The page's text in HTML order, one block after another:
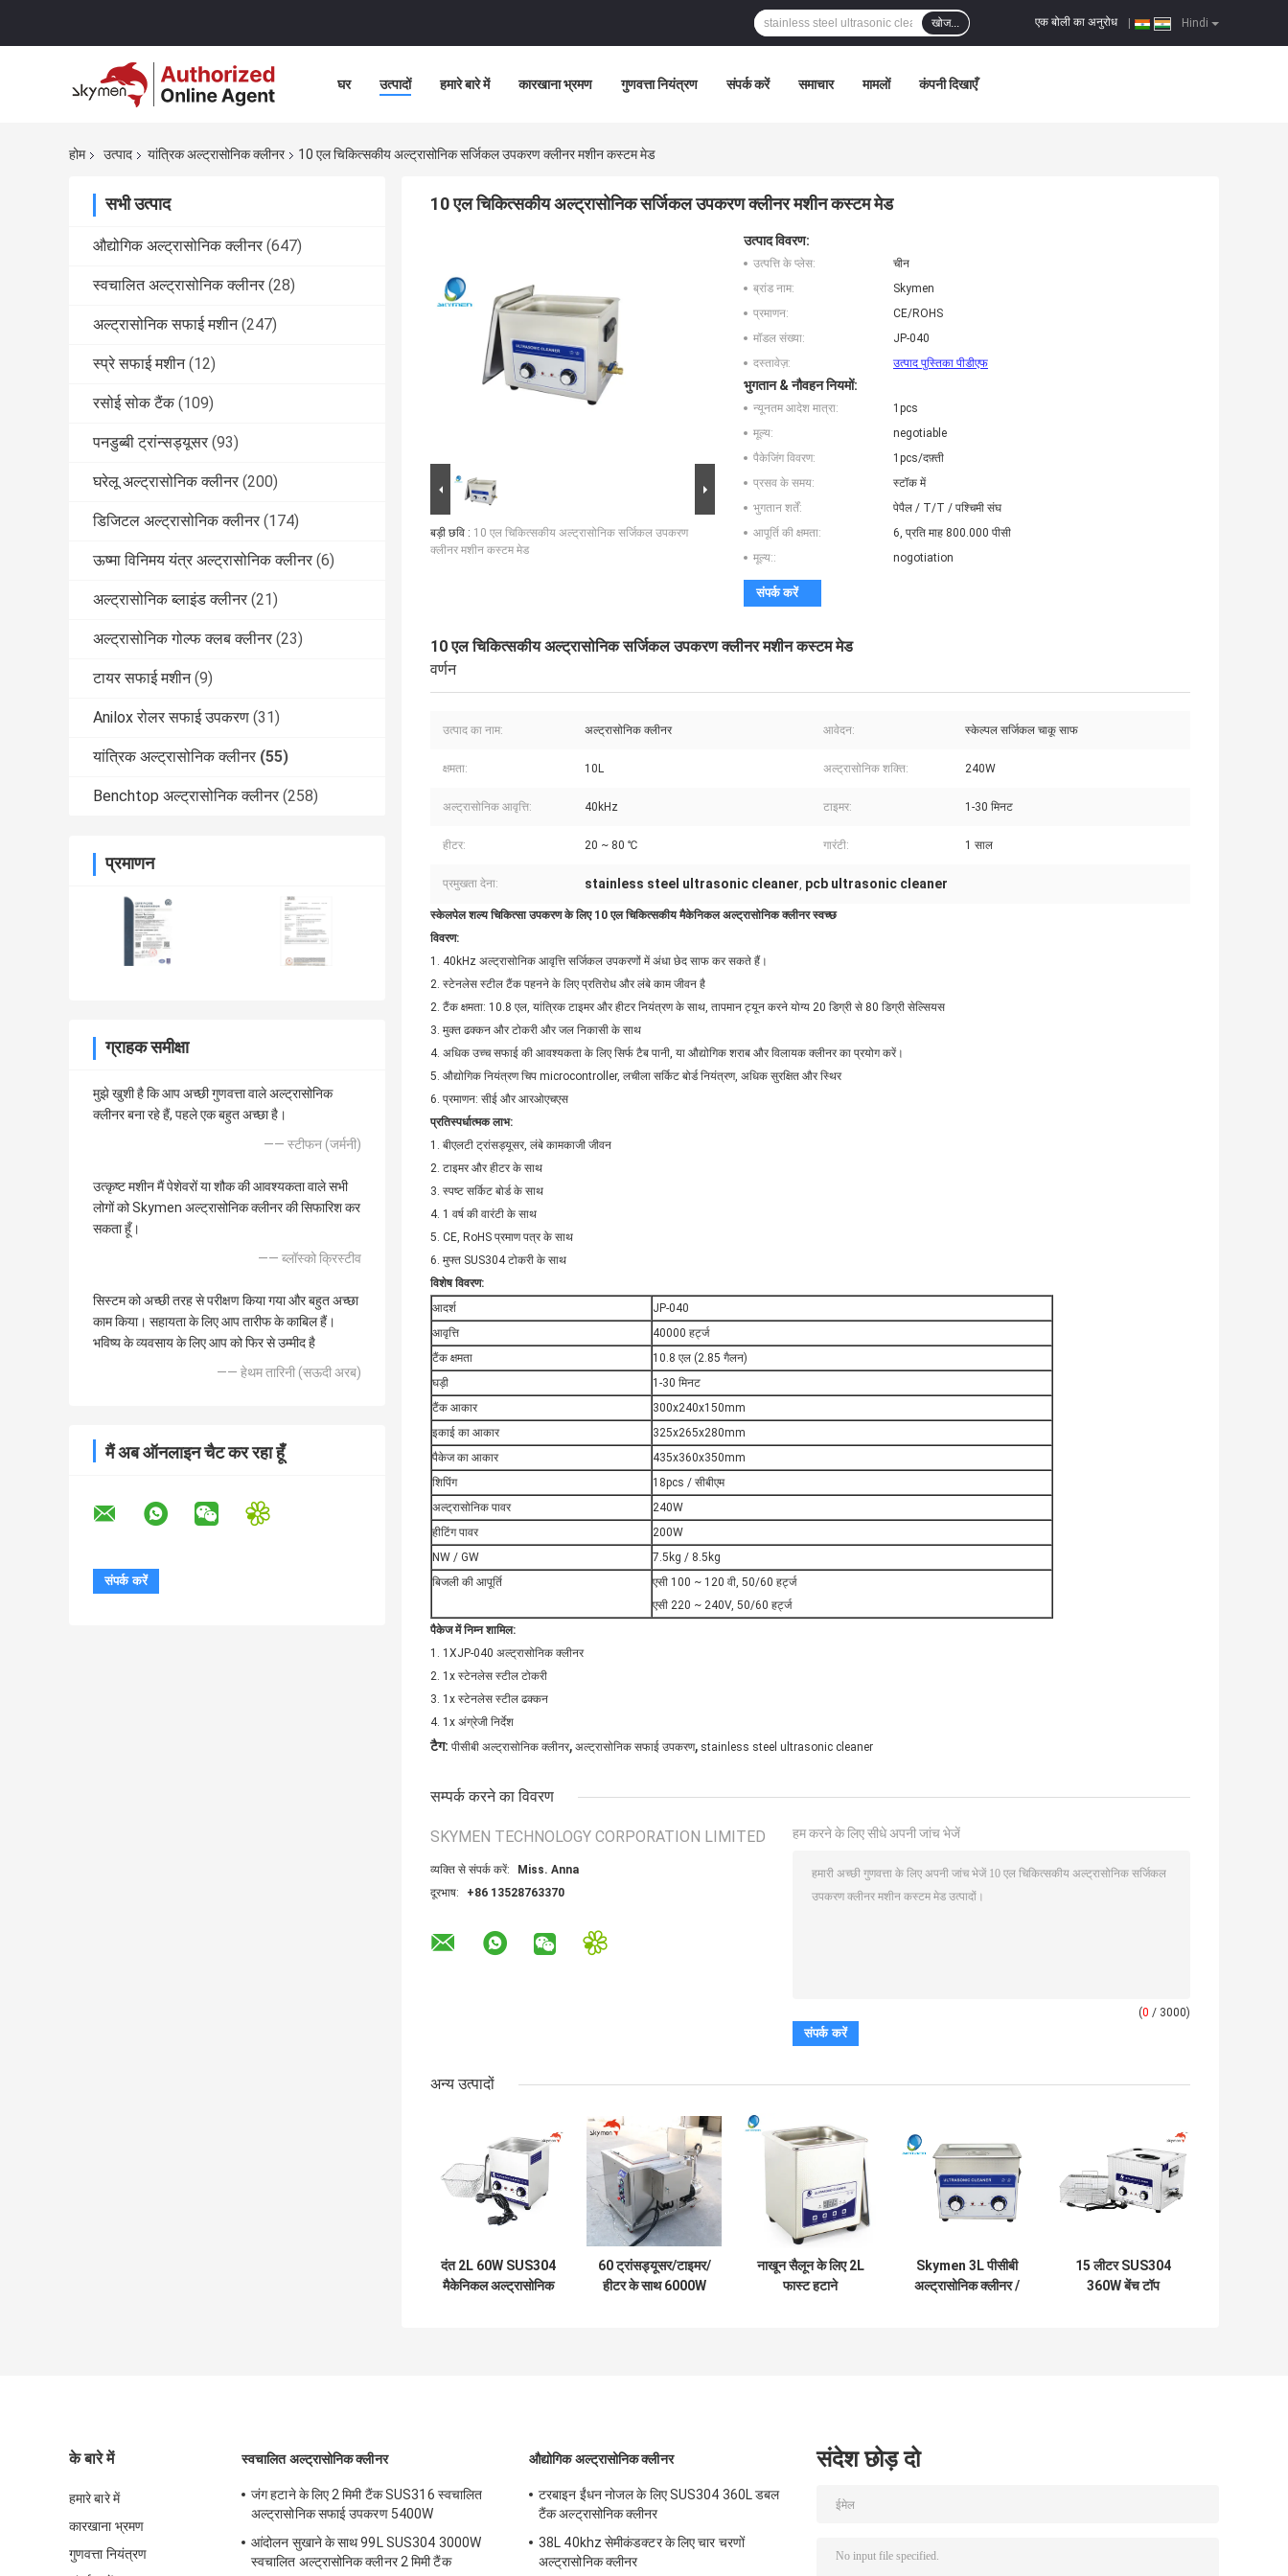
Hindi
एक बोली का अनुरोध
खोज...
घर उत्पादों हमारे बारे में कारखाना भ्रमण गुणवत्ता नियंत्रण संपर्क करें समाचार मामलों कंपनी दिखाएँ
होम उत्पाद यांत्रिक अल्ट्रासोनिक क्लीनर 10 एल चिकित्सकीय अल्ट्रासोनिक सर्जिकल उपकरण क्लीनर मशीन कस्टम मेड
सभी उत्पाद
औद्योगिक अल्ट्रासोनिक क्लीनर (647)
स्वचालित अल्ट्रासोनिक क्लीनर (28)
अल्ट्रासोनिक सफाई मशीन (247)
स्प्रे सफाई मशीन (12)
रसोई सोक टैंक (109)
पनडुब्बी ट्रांन्सड्यूसर (93)
घरेलू अल्ट्रासोनिक क्लीनर (200)
डिजिटल अल्ट्रासोनिक क्लीनर (174)
ऊष्मा विनिमय यंत्र अल्ट्रासोनिक क्लीनर (6)
अल्ट्रासोनिक ब्लाइंड क्लीनर (21)
अल्ट्रासोनिक गोल्फ क्लब क्लीनर (23)
टायर सफाई मशीन (9)
Anilox रोलर सफाई उपकरण (31)
यांत्रिक अल्ट्रासोनिक क्लीनर (55)
Benchtop अल्ट्रासोनिक क्लीनर (258)
प्रमाणन
ग्राहक समीक्षा
मुझे खुशी है कि आप अच्छी गुणवत्ता वाले अल्ट्रासोनिक
क्लीनर बना रहे हैं, पहले एक बहुत अच्छा है।
—— स्टीफन (जर्मनी)
उत्कृष्ट मशीन मैं पेशेवरों या शौक की आवश्यकता वाले सभी
लोगों को Skymen अल्ट्रासोनिक क्लीनर की सिफारिश कर
सकता हूँ।
—— ब्लॉस्को क्रिस्टीव
सिस्टम को अच्छी तरह से परीक्षण किया गया और बहुत अच्छा
काम किया। सहायता के लिए आप तारीफ के काबिल हैं।
भविष्य के व्यवसाय के लिए आप को फिर से उम्मीद है
—— हेथम तारिनी (सऊदी अरब)
मैं अब ऑनलाइन चैट कर रहा हूँ
10 एल चिकित्सकीय अल्ट्रासोनिक सर्जिकल उपकरण क्लीनर मशीन कस्टम मेड
बड़ी छवि : 10 एल चिकित्सकीय अल्ट्रासोनिक सर्जिकल उपकरण
क्लीनर मशीन कस्टम मेड
उत्पाद विवरण:
उत्पत्ति के प्लेस:
चीन
ब्रांड नाम:
Skymen
प्रमाणन:
CE/ROHS
मॉडल संख्या:
JP-040
दस्तावेज़:
उत्पाद पुस्तिका पीडीएफ
भुगतान & नौवहन नियमों:
न्यूनतम आदेश मात्रा:
1pcs
मूल्य:
negotiable
पैकेजिंग विवरण:
1pcs/दफ़्ती
प्रसव के समय:
स्टॉक में
भुगतान शर्तें:
पेपैल / T/T / पश्चिमी संघ
आपूर्ति की क्षमता:
6, प्रति माह 800.000 पीसी
मूल्य::
nogotiation
संपर्क करें
10 एल चिकित्सकीय अल्ट्रासोनिक सर्जिकल उपकरण क्लीनर मशीन कस्टम मेड
वर्णन
उत्पाद का नाम: अल्ट्रासोनिक क्लीनर आवेदन: स्केल्पल सर्जिकल चाकू साफ
क्षमता: 10L अल्ट्रासोनिक शक्ति: 240W
अल्ट्रासोनिक आवृत्ति: 40kHz टाइमर: 1-30 मिनट
हीटर: 20 ~ 80 ℃ गारंटी: 1 साल
प्रमुखता देना: stainless steel ultrasonic cleaner, pcb ultrasonic cleaner
स्केलपेल शल्य चिकित्सा उपकरण के लिए 10 एल चिकित्सकीय मैकेनिकल अल्ट्रासोनिक क्लीनर स्वच्छ
विवरण:
1. 40kHz अल्ट्रासोनिक आवृत्ति सर्जिकल उपकरणों में अंधा छेद साफ कर सकते हैं।
2. स्टेनलेस स्टील टैंक पहनने के लिए प्रतिरोध और लंबे काम जीवन है
2. टैंक क्षमता: 10.8 एल, यांत्रिक टाइमर और हीटर नियंत्रण के साथ, तापमान ट्यून करने योग्य 20 डिग्री से 80 डिग्री सेल्सियस
3. मुक्त ढक्कन और टोकरी और जल निकासी के साथ
4. अधिक उच्च सफाई की आवश्यकता के लिए सिर्फ टैब पानी, या औद्योगिक शराब और विलायक क्लीनर का प्रयोग करें।
5. औद्योगिक नियंत्रण चिप microcontroller, लचीला सर्किट बोर्ड नियंत्रण, अधिक सुरक्षित और स्थिर
6. प्रमाणन: सीई और आरओएचएस
प्रतिस्पर्धात्मक लाभ:
1. बीएलटी ट्रांसड्यूसर, लंबे कामकाजी जीवन
2. टाइमर और हीटर के साथ
3. स्पष्ट सर्किट बोर्ड के साथ
4. 1 वर्ष की वारंटी के साथ
5. CE, RoHS प्रमाण पत्र के साथ
6. मुफ्त SUS304 टोकरी के साथ
विशेष विवरण:
आदर्श
JP-040
आवृत्ति
40000 हर्ट्ज
टैंक क्षमता
10.8 एल (2.85 गैलन)
घड़ी
1-30 मिनट
टैंक आकार
300x240x150mm
इकाई का आकार
325x265x280mm
पैकेज का आकार
435x360x350mm
शिपिंग
18pcs / सीबीएम
अल्ट्रासोनिक पावर
240W
हीटिंग पावर
200W
NW / GW
7.5kg / 8.5kg
बिजली की आपूर्ति
एसी 100 ~ 120 वी, 50/60 हर्ट्ज
एसी 220 ~ 240V, 50/60 हर्ट्ज
पैकेज में निम्न शामिल:
1. 1XJP-040 अल्ट्रासोनिक क्लीनर
2. 1x स्टेनलेस स्टील टोकरी
3. 1x स्टेनलेस स्टील ढक्कन
4. 1x अंग्रेजी निर्देश
टैग: पीसीबी अल्ट्रासोनिक क्लीनर, अल्ट्रासोनिक सफाई उपकरण, stainless steel ultrasonic cleaner
सम्पर्क करने का विवरण
SKYMEN TECHNOLOGY CORPORATION LIMITED
व्यक्ति से संपर्क करें:
Miss. Anna
दूरभाष:
+86 13528763370
हम करने के लिए सीधे अपनी जांच भेजें
(0 / 3000)
अन्य उत्पादों
दंत 2L 60W SUS304
मैकेनिकल अल्ट्रासोनिक
60 ट्रांसड्यूसर/टाइमर/
हीटर के साथ 6000W
नाखून सैलून के लिए 2L
फास्ट हटाने
Skymen 3L पीसीबी
अल्ट्रासोनिक क्लीनर /
15 लीटर SUS304
360W बेंच टॉप
के बारे में
हमारे बारे में
कारखाना भ्रमण
गुणवत्ता नियंत्रण
स्वचालित अल्ट्रासोनिक क्लीनर
जंग हटाने के लिए 2 मिमी टैंक SUS316 स्वचालित
अल्ट्रासोनिक सफाई उपकरण 5400W
आंदोलन सुखाने के साथ 99L SUS304 3000W
स्वचालित अल्ट्रासोनिक क्लीनर 2 मिमी टैंक
औद्योगिक अल्ट्रासोनिक क्लीनर
टरबाइन ईंधन नोजल के लिए SUS304 360L डबल
टैंक अल्ट्रासोनिक क्लीनर
38L 40khz सेमीकंडक्टर के लिए चार चरणों
अल्ट्रासोनिक क्लीनर
संदेश छोड़ दो